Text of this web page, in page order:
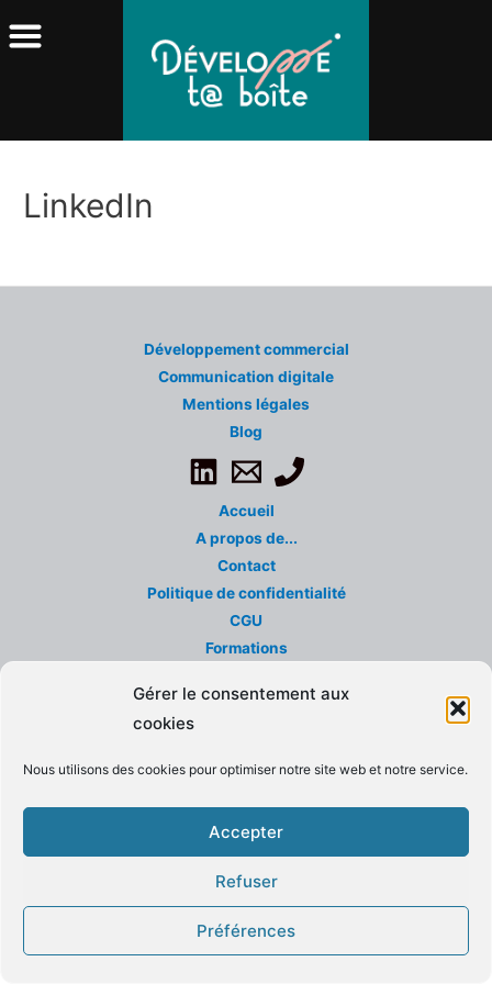
Gérer le consentement aux
cookies
Nous utilisons des cookies pour optimiser notre site web et notre service.
Accepter
Refuser
Préférences
LinkedIn
Développement commercial
Communication digitale
Mentions légales
Blog
Accueil
A propos de...
Contact
Politique de confidentialité
CGU
Formations